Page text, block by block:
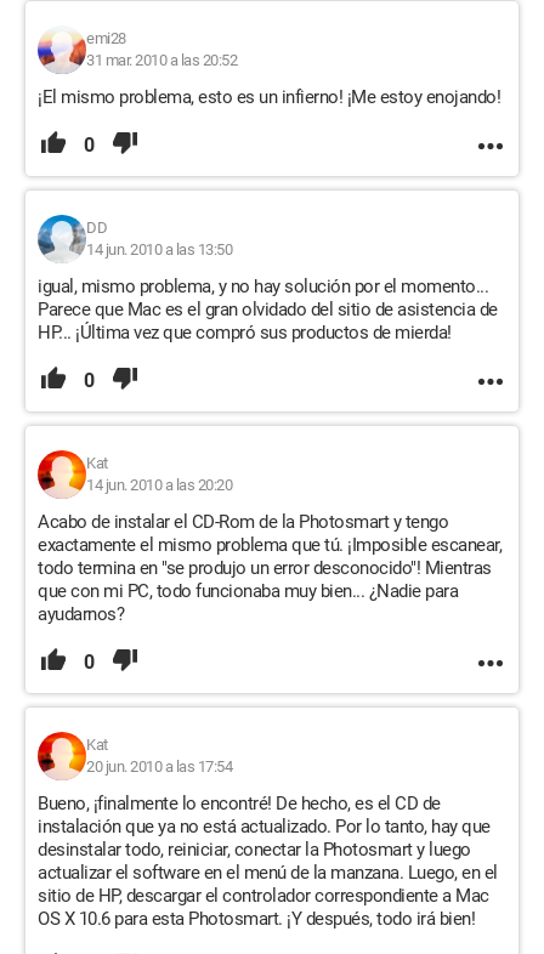
emi28
31 mar. 2010 a las 20:52
¡El mismo problema, esto es un infierno! ¡Me estoy enojando!
0
DD
14 jun. 2010 a las 13:50
igual, mismo problema, y no hay solución por el momento...
Parece que Mac es el gran olvidado del sitio de asistencia de
HP... ¡Última vez que compró sus productos de mierda!
0
Kat
14 jun. 2010 a las 20:20
Acabo de instalar el CD-Rom de la Photosmart y tengo
exactamente el mismo problema que tú. ¡Imposible escanear,
todo termina en "se produjo un error desconocido"! Mientras
que con mi PC, todo funcionaba muy bien... ¿Nadie para
ayudarnos?
0
Kat
20 jun. 2010 a las 17:54
Bueno, ¡finalmente lo encontré! De hecho, es el CD de
instalación que ya no está actualizado. Por lo tanto, hay que
desinstalar todo, reiniciar, conectar la Photosmart y luego
actualizar el software en el menú de la manzana. Luego, en el
sitio de HP, descargar el controlador correspondiente a Mac
OS X 10.6 para esta Photosmart. ¡Y después, todo irá bien!